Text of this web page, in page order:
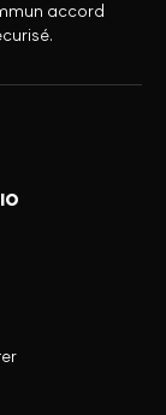
accord